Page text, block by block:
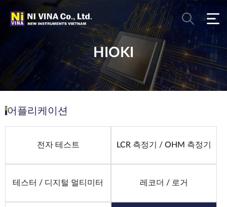
HIOKI
어플리케이션
전자 테스트 LCR 측정기 / OHM 측정기
테스터 / 디지털 멀티미터 레코더 / 로거